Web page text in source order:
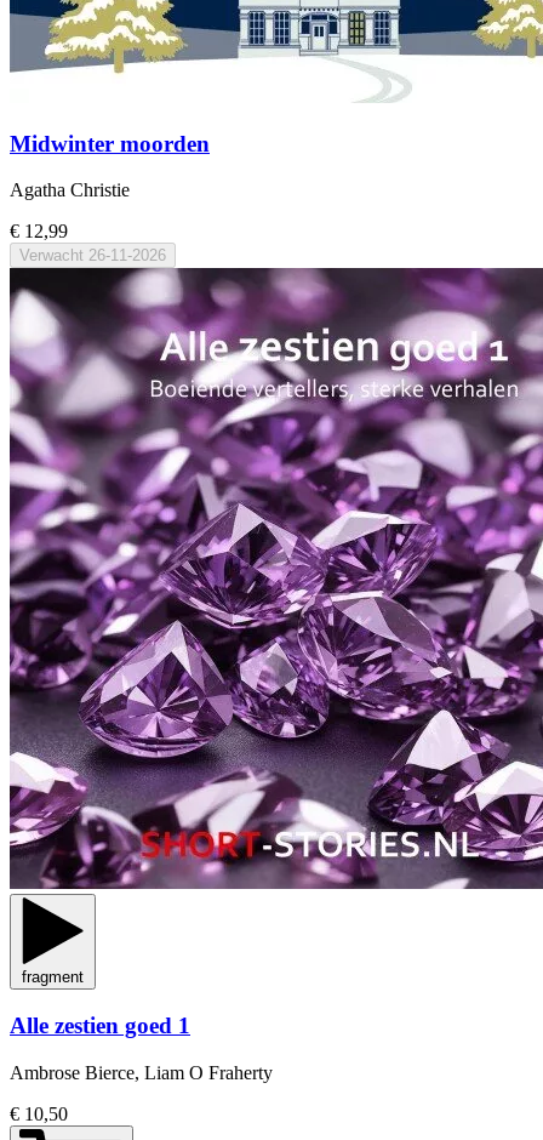
Midwinter moorden
Agatha Christie
€ 12,99
Verwacht 26-11-2026
fragment
Alle zestien goed 1
Ambrose Bierce, Liam O Fraherty
€ 10,50